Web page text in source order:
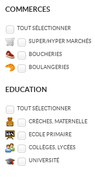
COMMERCES
TOUT SÉLECTIONNER
SUPER/HYPER MARCHÉS
BOUCHERIES
BOULANGERIES
EDUCATION
TOUT SÉLECTIONNER
CRÈCHES, MATERNELLE
ECOLE PRIMAIRE
COLLÈGES, LYCÉES
UNIVERSITÉ